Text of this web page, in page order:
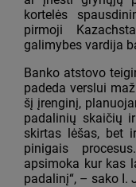
kortelės
pirmoji
galimybes vardija
Banko atstovo
padeda verslui
šį įrenginį,
padalinių skaičių
skirtas lėšas, bet
pinigais
apsimoka kur kas
padalinį“, – sako I.